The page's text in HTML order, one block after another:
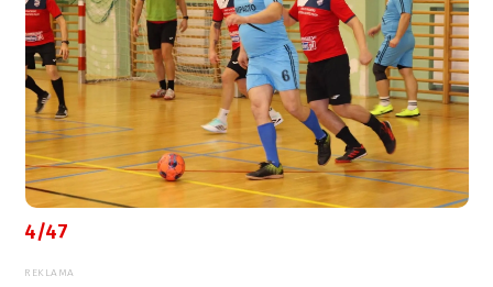
4/47
REKLAMA